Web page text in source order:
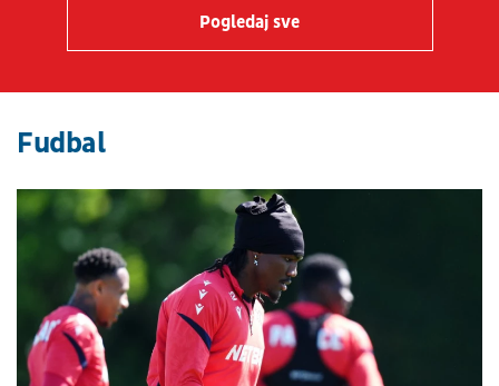
Pogledaj sve
Fudbal